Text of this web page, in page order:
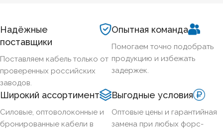
Надёжные
поставщики
Поставляем кабель только от
проверенных российских
заводов.
Опытная команда
Помогаем точно подобрать
продукцию и избежать
задержек.
Широкий ассортимент
Силовые, оптоволоконные и
бронированные кабели в
Выгодные условия
Оптовые цены и гарантийная
замена при любых форс-